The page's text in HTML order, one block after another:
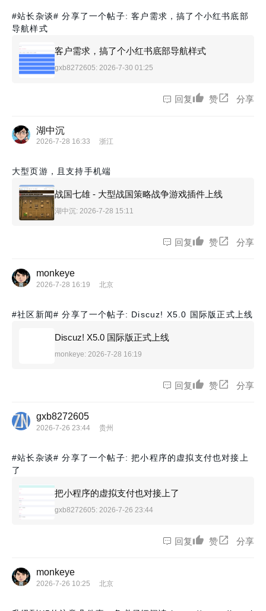
#站长杂谈# 分享了一个帖子: 客户需求，搞了个小红书底部
导航样式
客户需求，搞了个小红书底部导航样式
gxb8272605: 2026-7-30 01:25
回复 赞 分享
湖中沉
2026-7-28 16:33 浙江
大型页游，且支持手机端
战国七雄 - 大型战国策略战争游戏插件上线
湖中沉: 2026-7-28 15:11
回复 赞 分享
monkeye
2026-7-28 16:19 北京
#社区新闻# 分享了一个帖子: Discuz! X5.0 国际版正式上线
Discuz! X5.0 国际版正式上线
monkeye: 2026-7-28 16:19
回复 赞 分享
gxb8272605
2026-7-26 23:44 贵州
#站长杂谈# 分享了一个帖子: 把小程序的虚拟支付也对接上
了
把小程序的虚拟支付也对接上了
gxb8272605: 2026-7-26 23:44
回复 赞 分享
monkeye
2026-7-26 10:25 北京